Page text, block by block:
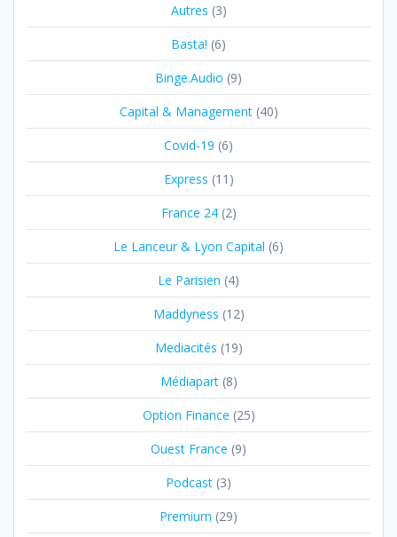
Autres (3)
Basta! (6)
Binge.Audio (9)
Capital & Management(40)
Covid-19 (6)
Express (11)
France 24(2)
Le Lanceur & Lyon Capital (6)
Le Parisien (4)
Maddyness (12)
Mediacités (19)
Médiapart(8)
Option Finance (25)
Ouest France (9)
Podcast (3)
Premium (29)